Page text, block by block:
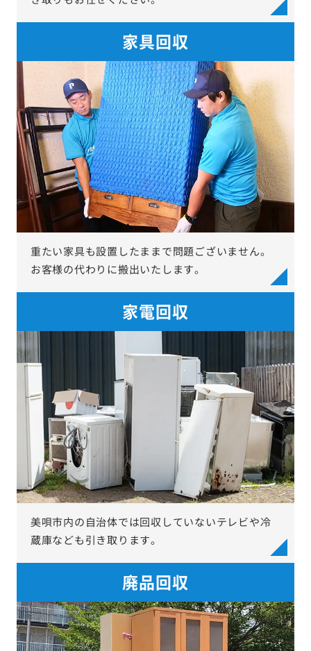
家具回収
重たい家具も設置したままで問題ございません。
お客様の代わりに搬出いたします。
家電回収
美唄市内の自治体では回収していないテレビや冷
蔵庫なども引き取ります。
廃品回収